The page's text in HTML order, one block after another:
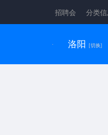
招聘会 分类
洛阳 [切换]